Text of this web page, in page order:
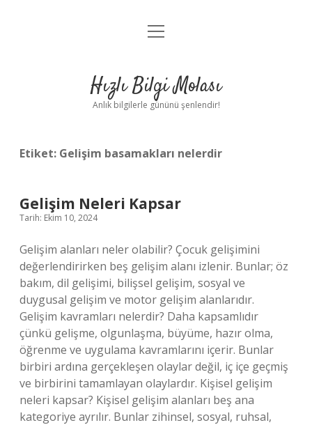
Anasayfa
Yasal Uyarı
menüyü
Hızlı Bilgi Molası
Anlık bilgilerle gününü şenlendir!
Etiket: Gelişim basamakları nelerdir
Gelişim Neleri Kapsar
Tarih: Ekim 10, 2024
Gelişim alanları neler olabilir? Çocuk gelişimini
değerlendirirken beş gelişim alanı izlenir. Bunlar; öz
bakım, dil gelişimi, bilişsel gelişim, sosyal ve
duygusal gelişim ve motor gelişim alanlarıdır.
Gelişim kavramları nelerdir? Daha kapsamlıdır
çünkü gelişme, olgunlaşma, büyüme, hazır olma,
öğrenme ve uygulama kavramlarını içerir. Bunlar
birbiri ardına gerçekleşen olaylar değil, iç içe geçmiş
ve birbirini tamamlayan olaylardır. Kişisel gelişim
neleri kapsar? Kişisel gelişim alanları beş ana
kategoriye ayrılır. Bunlar zihinsel, sosyal, ruhsal,